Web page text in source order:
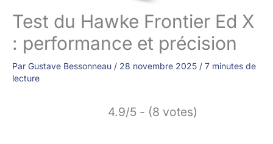
Test du Hawke Frontier Ed X
: performance et précision
Par Gustave Bessonneau / 28 novembre 2025 / 7 minutes de
lecture
4.9/5 - (8 votes)